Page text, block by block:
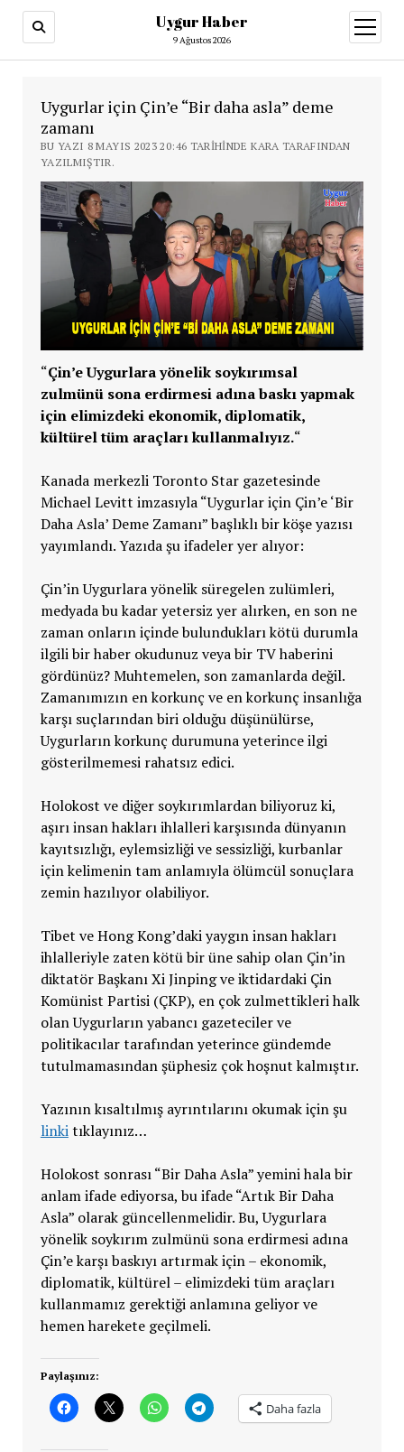
Uygur Haber
9 Ağustos 2026
aç
Uygurlar için Çin’e “Bir daha asla” deme
zamanı
BU YAZI 8 MAYIS 2023 20:46 TARIHINDE KARA TARAFINDAN
YAZILMIŞTIR.
“Çin’e Uygurlara yönelik soykırımsal
zulmünü sona erdirmesi adına baskı yapmak
için elimizdeki ekonomik, diplomatik,
kültürel tüm araçları kullanmalıyız.“
Kanada merkezli Toronto Star gazetesinde
Michael Levitt imzasıyla “Uygurlar için Çin’e ‘Bir
Daha Asla’ Deme Zamanı” başlıklı bir köşe yazısı
yayımlandı. Yazıda şu ifadeler yer alıyor:
Çin’in Uygurlara yönelik süregelen zulümleri,
medyada bu kadar yetersiz yer alırken, en son ne
zaman onların içinde bulundukları kötü durumla
ilgili bir haber okudunuz veya bir TV haberini
gördünüz? Muhtemelen, son zamanlarda değil.
Zamanımızın en korkunç ve en korkunç insanlığa
karşı suçlarından biri olduğu düşünülürse,
Uygurların korkunç durumuna yeterince ilgi
gösterilmemesi rahatsız edici.
Holokost ve diğer soykırımlardan biliyoruz ki,
aşırı insan hakları ihlalleri karşısında dünyanın
kayıtsızlığı, eylemsizliği ve sessizliği, kurbanlar
için kelimenin tam anlamıyla ölümcül sonuçlara
zemin hazılıyor olabiliyor.
Tibet ve Hong Kong’daki yaygın insan hakları
ihlalleriyle zaten kötü bir üne sahip olan Çin’in
diktatör Başkanı Xi Jinping ve iktidardaki Çin
Komünist Partisi (ÇKP), en çok zulmettikleri halk
olan Uygurların yabancı gazeteciler ve
politikacılar tarafından yeterince gündemde
tutulmamasından şüphesiz çok hoşnut kalmıştır.
Yazının kısaltılmış ayrıntılarını okumak için şu
linkitıklayınız…
Holokost sonrası “Bir Daha Asla” yemini hala bir
anlam ifade ediyorsa, bu ifade “Artık Bir Daha
Asla” olarak güncellenmelidir. Bu, Uygurlara
yönelik soykırım zulmünü sona erdirmesi adına
Çin’e karşı baskıyı artırmak için – ekonomik,
diplomatik, kültürel – elimizdeki tüm araçları
kullanmamız gerektiği anlamına geliyor ve
hemen harekete geçilmeli.
Paylaşınız:
Daha fazla